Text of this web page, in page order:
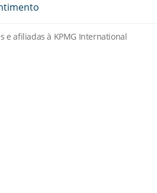
e afiliadas à KPMG International